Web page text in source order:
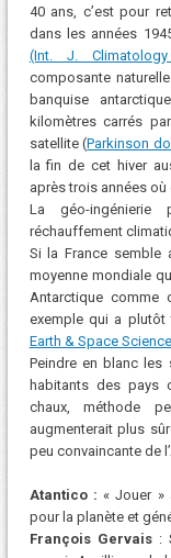
40 ans, c’est pour
dans les années
(Int. J.
composante
banquise
kilomètres carrés
satellite (Parkinson
la fin de cet hiver
après trois années
La géo-ingénierie
réchauffement
Si la France semble
moyenne mondiale
Antarctique comme
exemple qui a
Earth & Space
Peindre en blanc
habitants des pays
chaux, méthode
augmenterait plus
peu convaincante de
Atantico :« Jouer »
pour la planète et
François Gervais: